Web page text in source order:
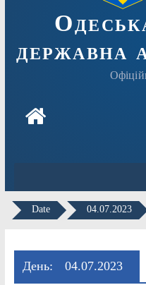
державна
Date 04.07.2023
День: 04.07.2023